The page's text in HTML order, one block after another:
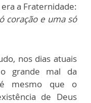
a Fraternidade:
coração e uma só
nos dias atuais
grande mal da
mesmo que o
de Deus